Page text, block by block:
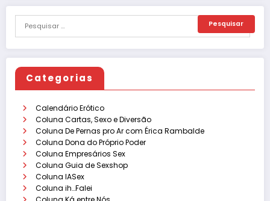
Categorias
Calendário Erótico
Coluna Cartas, Sexo e Diversão
Coluna De Pernas pro Ar com Érica Rambalde
Coluna Dona do Próprio Poder
Coluna Empresários Sex
Coluna Guia de Sexshop
Coluna IASex
Coluna ih…Falei